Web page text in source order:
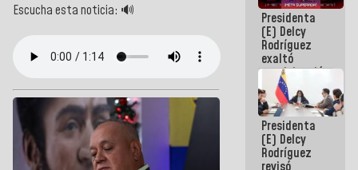
Escucha esta noticia: 🔊 Presidenta
(E) Delcy
Rodríguez
exaltó
participación
de
Venezuela
en Juegos
Centroamericanos
y del Caribe
2026
Presidenta
(E) Delcy
Rodríguez